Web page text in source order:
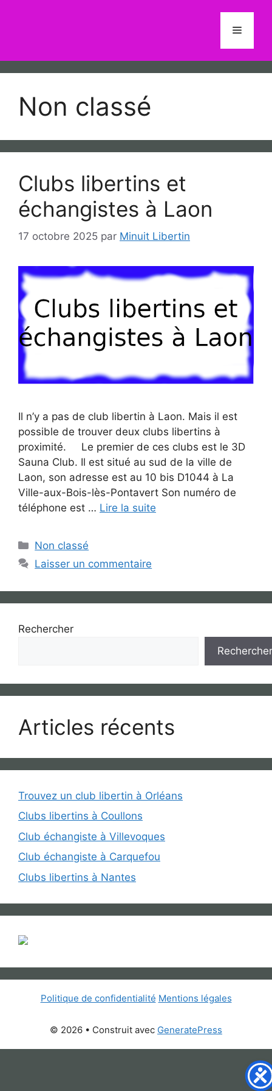
Menu
Non classé
Clubs libertins et
échangistes à Laon
17 octobre 2025 par Minuit Libertin
Il n’y a pas de club libertin à Laon. Mais il est
possible de trouver deux clubs libertins à
proximité. Le premier de ces clubs est le 3D
Sauna Club. Il est situé au sud de la ville de
Laon, son adresse est au 10 bis D1044 à La
Ville-aux-Bois-lès-Pontavert Son numéro de
téléphone est … Lire la suite
Catégories
Non classé
Laisser un commentaire
Rechercher
Rechercher
Articles récents
Trouvez un club libertin à Orléans
Clubs libertins à Coullons
Club échangiste à Villevoques
Club échangiste à Carquefou
Clubs libertins à Nantes
Politique de confidentialité Mentions légales
© 2026 • Construit avec GeneratePress